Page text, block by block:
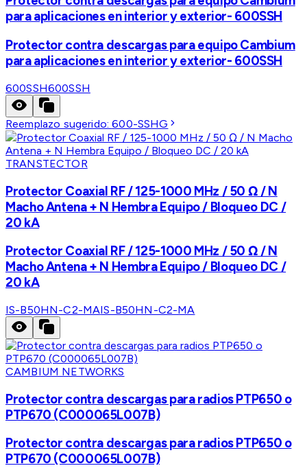
para aplicaciones en interior y exterior- 600SSH
Protector contra descargas para equipo Cambium
para aplicaciones en interior y exterior- 600SSH
600SSH600SSH
Reemplazo sugerido:600-SSHG
TRANSTECTOR
Protector Coaxial RF / 125-1000 MHz / 50 Ω / N
Macho Antena + N Hembra Equipo / Bloqueo DC /
20 kA
Protector Coaxial RF / 125-1000 MHz / 50 Ω / N
Macho Antena + N Hembra Equipo / Bloqueo DC /
20 kA
IS-B50HN-C2-MAIS-B50HN-C2-MA
CAMBIUM NETWORKS
Protector contra descargas para radios PTP650 o
PTP670 (C000065L007B)
Protector contra descargas para radios PTP650 o
PTP670 (C000065L007B)